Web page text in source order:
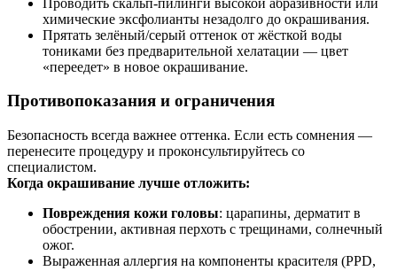
химические эксфолианты незадолго до окрашивания.
Прятать зелёный/серый оттенок от жёсткой воды
тониками без предварительной хелатации — цвет
«переедет» в новое окрашивание.
Противопоказания и ограничения
Безопасность всегда важнее оттенка. Если есть сомнения —
перенесите процедуру и проконсультируйтесь со
специалистом.
Когда окрашивание лучше отложить:
Повреждения кожи головы: царапины, дерматит в
обострении, активная перхоть с трещинами, солнечный
ожог.
Выраженная аллергия на компоненты красителя (PPD,